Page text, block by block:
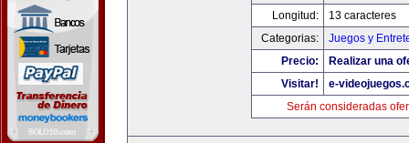
Longitud:
13 caracteres
Categorias:
Juegos y
Precio:
Realizar una
Visitar!
e-
Serán consideradas